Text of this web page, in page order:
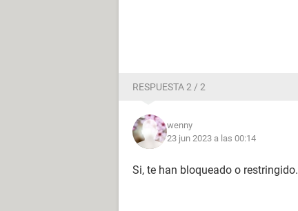
RESPUESTA 2 / 2
wenny
23 jun 2023 a las 00:14
Si, te han bloqueado o restringido.